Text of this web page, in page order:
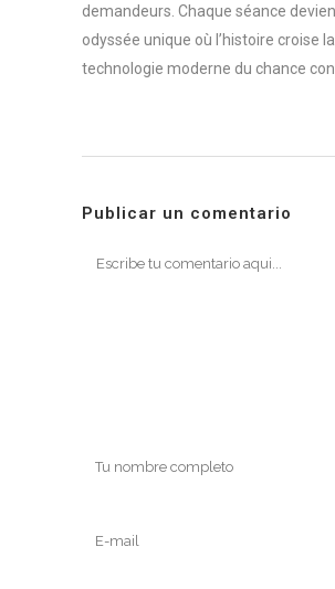
demandeurs. Chaque séance
odyssée unique où l’histoire croise la
technologie moderne du chance
Publicar un comentario